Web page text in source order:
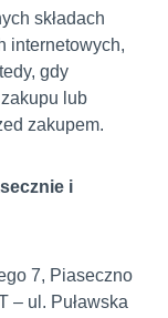
składach
internetowych,
gdy
lub
zakupem.
i
7, Piaseczno
– ul. Puławska